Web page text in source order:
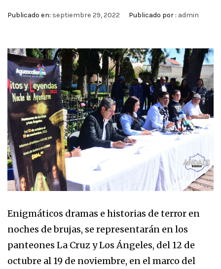
Publicado en: septiembre 29, 2022 Publicado por : admin
Enigmáticos dramas e historias de terror en
noches de brujas, se representarán en los
panteones La Cruz y Los Ángeles, del 12 de
octubre al 19 de noviembre, en el marco del